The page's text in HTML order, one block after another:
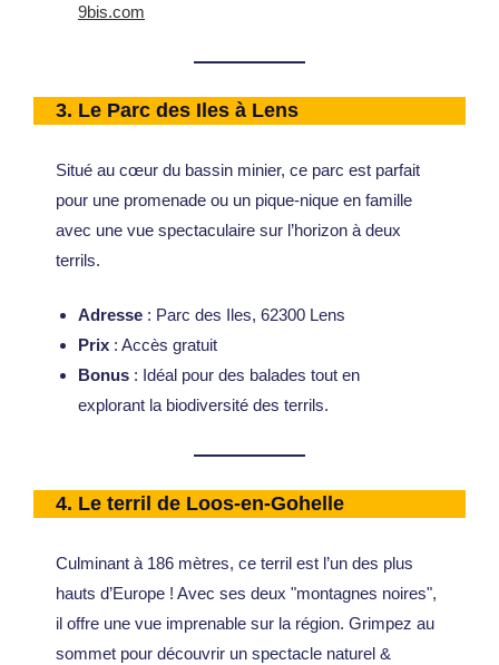
9bis.com
3. Le Parc des Iles à Lens
Situé au cœur du bassin minier, ce parc est parfait
pour une promenade ou un pique-nique en famille
avec une vue spectaculaire sur l’horizon à deux
terrils.
Adresse : Parc des Iles, 62300 Lens
Prix : Accès gratuit
Bonus : Idéal pour des balades tout en
explorant la biodiversité des terrils.
4. Le terril de Loos-en-Gohelle
Culminant à 186 mètres, ce terril est l’un des plus
hauts d’Europe ! Avec ses deux "montagnes noires",
il offre une vue imprenable sur la région. Grimpez au
sommet pour découvrir un spectacle naturel &